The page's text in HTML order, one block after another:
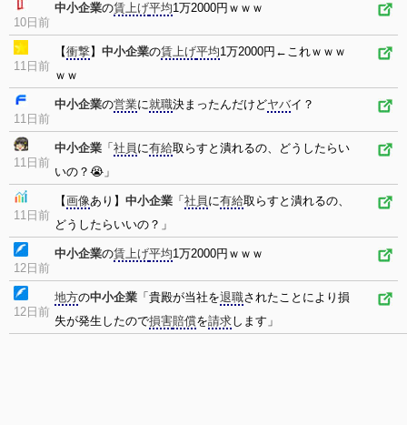
10日前
中小企業の賃上げ平均1万2000円ｗｗｗ
11日前
【衝撃】 中小企業の賃上げ平均1万2000円←これｗｗｗ
ｗｗ
11日前
中小企業の営業に就職決まったんだけどヤバイ？
11日前
中小企業 「 社員 に有給取らすと潰れるの、どうしたらい
いの？😭」
11日前
【画像あり】 中小企業 「 社員 に有給取らすと潰れるの、
どうしたらいいの？」
12日前
中小企業の賃上げ平均1万2000円ｗｗｗ
12日前
地方の中小企業 「貴殿が当社を退職されたことにより損
失が発生したので損害賠償を請求します」